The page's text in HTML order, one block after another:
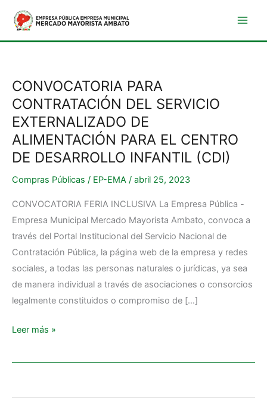
contenido
CONVOCATORIA PARA
CONTRATACIÓN DEL SERVICIO
EXTERNALIZADO DE
ALIMENTACIÓN PARA EL CENTRO
DE DESARROLLO INFANTIL (CDI)
Compras Públicas / EP-EMA / abril 25, 2023
CONVOCATORIA FERIA INCLUSIVA La Empresa Pública -
Empresa Municipal Mercado Mayorista Ambato, convoca a
través del Portal Institucional del Servicio Nacional de
Contratación Pública, la página web de la empresa y redes
sociales, a todas las personas naturales o jurídicas, ya sea
de manera individual a través de asociaciones o consorcios
legalmente constituidos o compromiso de […]
CONVOCATORIA
PARA
CONTRATACIÓN
DEL
EXTERNALIZADO
DE
Leer más »